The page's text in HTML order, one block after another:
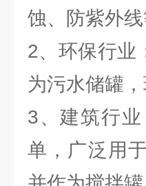
蚀、防紫外线
2、环保行业
为污水储罐
3、建筑行
单，广泛用